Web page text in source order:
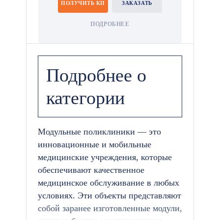
ПОЛУЧИТЬ КП ЗАКАЗАТЬ
ПОДРОБНЕЕ
Подробнее о
категории
Модульные поликлиники — это
инновационные и мобильные
медицинские учреждения, которые
обеспечивают качественное
медицинское обслуживание в любых
условиях. Эти объекты представляют
собой заранее изготовленные модули,